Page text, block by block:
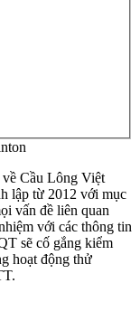
Cầu Lông Việt
lập từ 2012 với mục
vấn đề liên quan
với các thông tin
sẽ cố gắng kiểm
hoạt động thử